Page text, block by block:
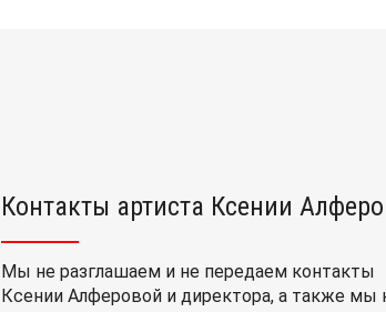
Контакты артиста Ксении
Мы не разглашаем и не передаем контакты
Ксении Алферовой и директора, а также мы